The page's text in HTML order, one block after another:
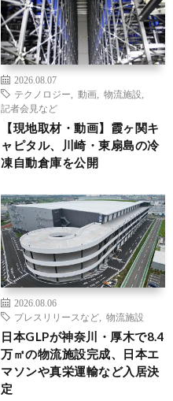
2026.08.07
テクノロジー
動画 物流施設
記者会見など
【現地取材・動画】霞ヶ関キ
ャピタル、川崎・東扇島の冷
凍自動倉庫を公開
2026.08.06
プレスリリースなど
物流施設
日本GLPが神奈川・厚木で8.4
万㎡の物流施設完成、日本エ
マソンや真栄運輸など入居決
定